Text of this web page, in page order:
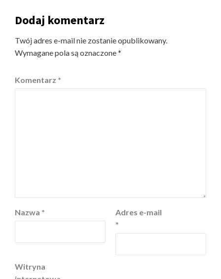
Dodaj komentarz
Twój adres e-mail nie zostanie opublikowany.
Wymagane pola są oznaczone*
Komentarz *
Nazwa *
Adres e-mail
*
Witryna